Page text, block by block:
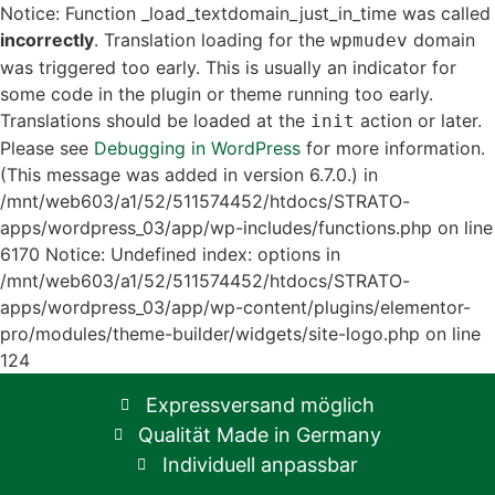
Notice: Function _load_textdomain_just_in_time was called
incorrectly. Translation loading for the wpmudev domain
was triggered too early. This is usually an indicator for
some code in the plugin or theme running too early.
Translations should be loaded at the init action or later.
Please see Debugging in WordPress for more information.
(This message was added in version 6.7.0.) in
/mnt/web603/a1/52/511574452/htdocs/STRATO-
apps/wordpress_03/app/wp-includes/functions.php on line
6170 Notice: Undefined index: options in
/mnt/web603/a1/52/511574452/htdocs/STRATO-
apps/wordpress_03/app/wp-content/plugins/elementor-
pro/modules/theme-builder/widgets/site-logo.php on line
124
Expressversand möglich
Qualität Made in Germany
Individuell anpassbar